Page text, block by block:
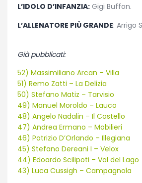
L’IDOLO D’INFANZIA: Gigi Buffon.
L’ALLENATORE PIÙ GRANDE: Arrigo
Già pubblicati:
52) Massimiliano Arcan – Villa
51) Remo Zatti – La Delizia
50) Stefano Matiz – Tarvisio
49) Manuel Moroldo – Lauco
48) Angelo Nadalin – Il Castello
47) Andrea Ermano – Mobilieri
46) Patrizio D’Orlando – Illegiana
45) Stefano Dereani I – Velox
44) Edoardo Scilipoti – Val del Lago
43) Luca Cussigh – Campagnola